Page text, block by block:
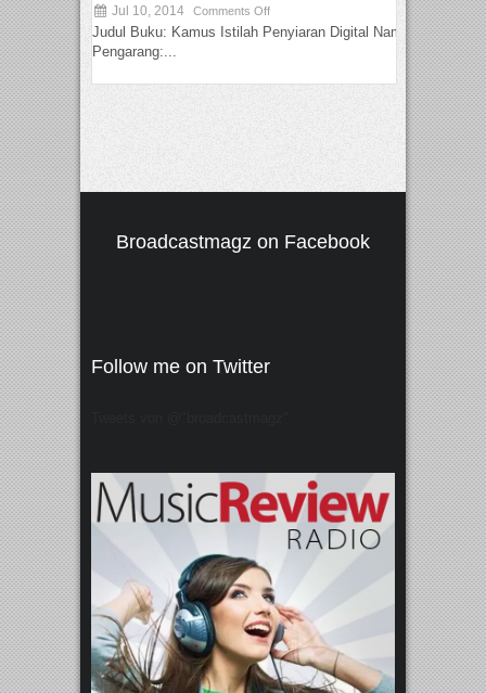
Jul 10, 2014 Comments Off
Judul Buku: Kamus Istilah Penyiaran Digital Nama
Pengarang:...
Broadcastmagz on Facebook
Follow me on Twitter